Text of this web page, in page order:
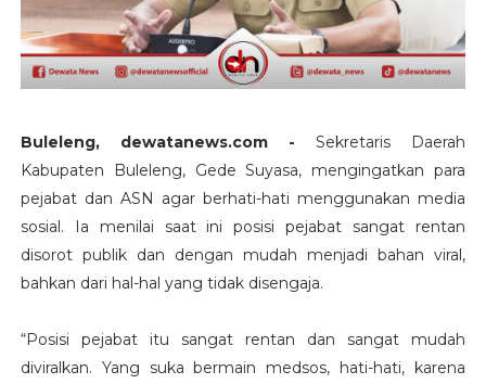
Buleleng, dewatanews.com -Sekretaris Daerah
Kabupaten Buleleng, Gede Suyasa, mengingatkan para
pejabat dan ASN agar berhati-hati menggunakan media
sosial. Ia menilai saat ini posisi pejabat sangat rentan
disorot publik dan dengan mudah menjadi bahan viral,
bahkan dari hal-hal yang tidak disengaja.
“Posisi pejabat itu sangat rentan dan sangat mudah
diviralkan. Yang suka bermain medsos, hati-hati, karena